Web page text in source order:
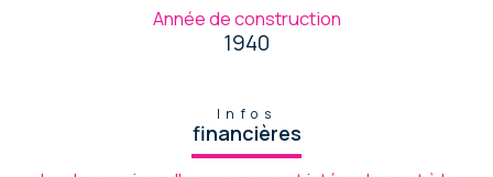
Année de construction
1940
Infos
financières